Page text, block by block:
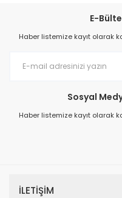
E-
Haber listemize kayıt olarak
Sosyal
Haber listemize kayıt olarak
İLETİŞİM